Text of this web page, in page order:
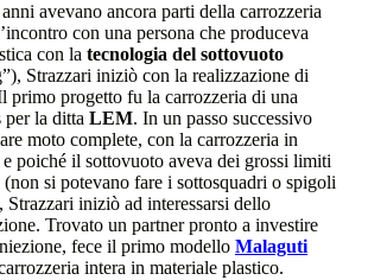
avevano ancora parti della carrozzeria
con una persona che produceva
con la tecnologia del sottovuoto
Strazzari iniziò con la realizzazione di
primo progetto fu la carrozzeria di una
per la ditta LEM. In un passo successivo
moto complete, con la carrozzeria in
poiché il sottovuoto aveva dei grossi limiti
si potevano fare i sottosquadri o spigoli
Strazzari iniziò ad interessarsi dello
Trovato un partner pronto a investire
fece il primo modello Malaguti
intera in materiale plastico.